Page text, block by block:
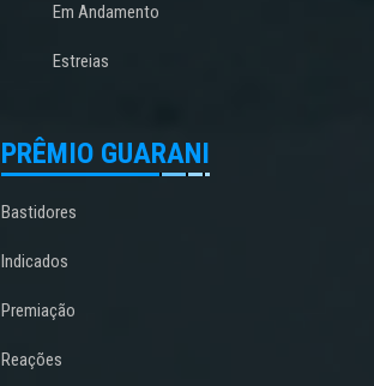
Em Andamento
Estreias
PRÊMIO GUARANI
Bastidores
Indicados
Premiação
Reações